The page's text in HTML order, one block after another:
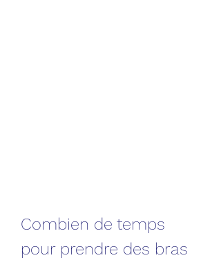
Combien de temps
pour prendre des bras